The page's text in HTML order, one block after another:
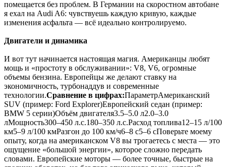
помещается без проблем. В Германии на скоростном автобане
я ехал на Audi A6: чувствуешь каждую кривую, каждые
изменения асфальта — всё идеально контролируемо.
Двигатели и динамика
И вот тут начинается настоящая магия. Американцы любят
мощь и «простоту в обслуживании»: V8, V6, огромные
объемы бензина. Европейцы же делают ставку на
экономичность, турбонаддув и современные
технологии.Сравнение в цифрах:ПараметрАмериканский
SUV (пример: Ford Explorer)Европейский седан (пример:
BMW 5 серии)Объём двигателя3.5–5.0 л2.0–3.0
лМощность300–450 л.с.180–350 л.с.Расход топлива12–15 л/100
км5–9 л/100 кмРазгон до 100 км/ч6–8 с5–6 сПоверьте моему
опыту, когда на американском V8 вы трогаетесь с места — это
ощущение «большой энергии», которое сложно передать
словами. Европейские моторы — более точные, быстрые на